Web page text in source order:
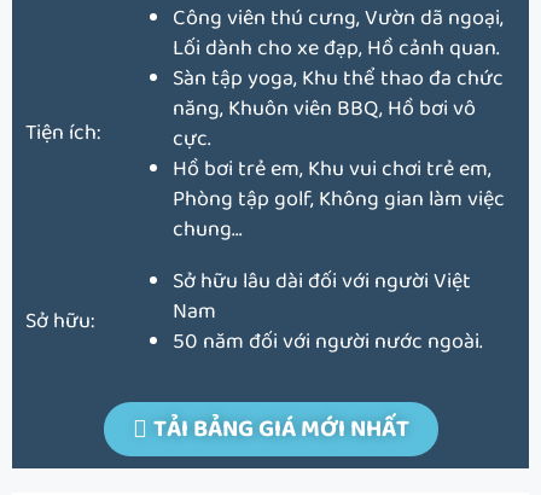
Tiện ích:
Công viên thú cưng, Vườn dã ngoại,
Lối dành cho xe đạp, Hồ cảnh quan.
Sàn tập yoga, Khu thể thao đa chức
năng, Khuôn viên BBQ, Hồ bơi vô
cực.
Hồ bơi trẻ em, Khu vui chơi trẻ em,
Phòng tập golf, Không gian làm việc
chung…
Sở hữu:
Sở hữu lâu dài đối với người Việt
Nam
50 năm đối với người nước ngoài.
TẢI BẢNG GIÁ MỚI NHẤT